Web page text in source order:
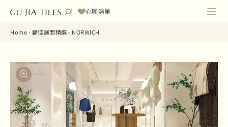
心願清單
Home-顧佳展間精選- NORWICH